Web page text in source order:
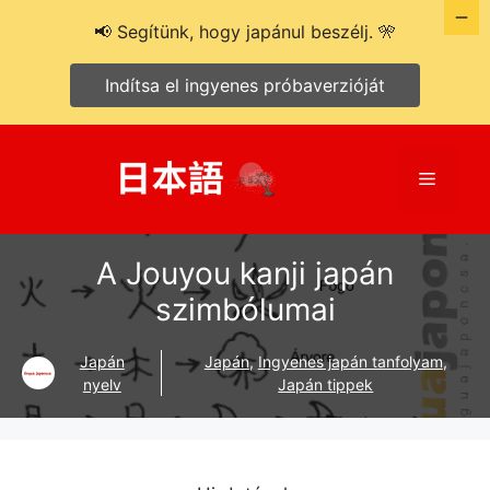
Menü
A Jouyou kanji japán
szimbólumai
Japán
nyelv
Japán,Ingyenes japán tanfolyam,
Japán tippek
📢 Segítünk, hogy japánul beszélj. 🎌
Indítsa el ingyenes próbaverzióját